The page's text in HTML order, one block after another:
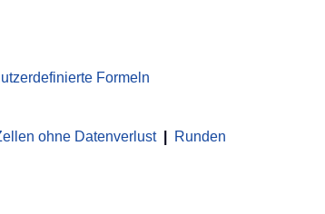
Formeln
ohne Datenverlust
Runden